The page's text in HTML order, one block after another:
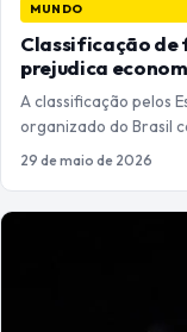
MUNDO
Classificação
prejudica
A classificação pelos
organizado do Brasil
29 de maio de 2026